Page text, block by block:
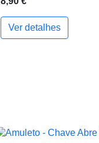
Ver detalhes